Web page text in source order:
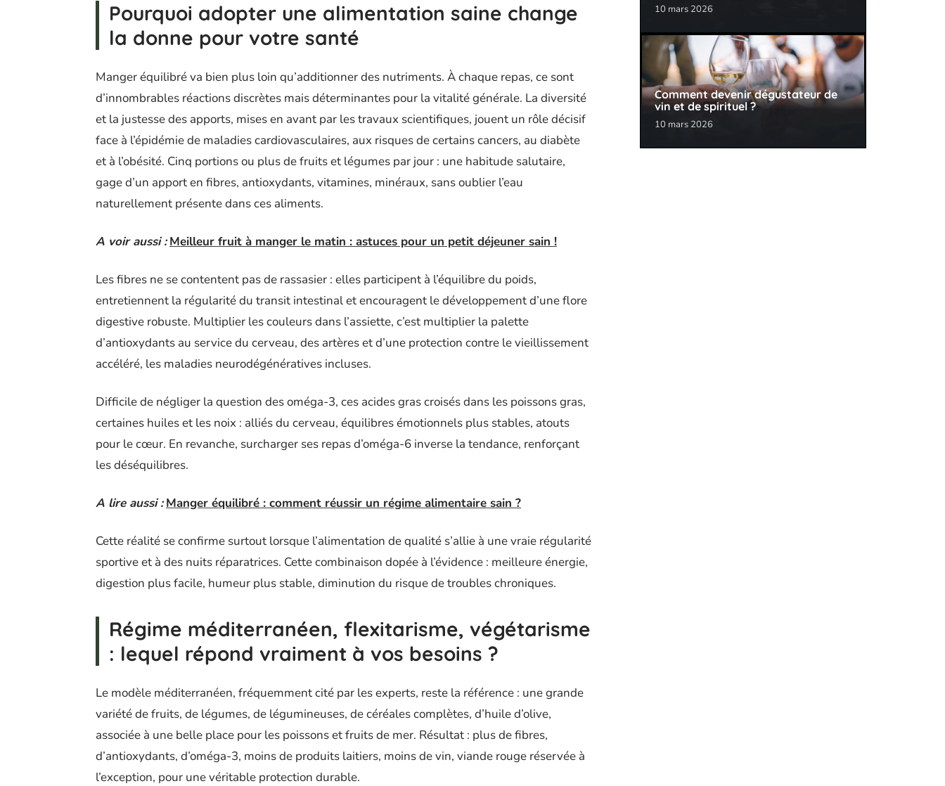
Pourquoi adopter une alimentation saine change
la donne pour votre santé
Manger équilibré va bien plus loin qu’additionner des nutriments. À chaque repas, ce sont
d’innombrables réactions discrètes mais déterminantes pour la vitalité générale. La diversité
et la justesse des apports, mises en avant par les travaux scientifiques, jouent un rôle décisif
face à l’épidémie de maladies cardiovasculaires, aux risques de certains cancers, au diabète
et à l’obésité. Cinq portions ou plus de fruits et légumes par jour : une habitude salutaire,
gage d’un apport en fibres, antioxydants, vitamines, minéraux, sans oublier l’eau
naturellement présente dans ces aliments.
A voir aussi : Meilleur fruit à manger le matin : astuces pour un petit déjeuner sain !
Les fibres ne se contentent pas de rassasier : elles participent à l’équilibre du poids,
entretiennent la régularité du transit intestinal et encouragent le développement d’une flore
digestive robuste. Multiplier les couleurs dans l’assiette, c’est multiplier la palette
d’antioxydants au service du cerveau, des artères et d’une protection contre le vieillissement
accéléré, les maladies neurodégénératives incluses.
Difficile de négliger la question des oméga-3, ces acides gras croisés dans les poissons gras,
certaines huiles et les noix : alliés du cerveau, équilibres émotionnels plus stables, atouts
pour le cœur. En revanche, surcharger ses repas d’oméga-6 inverse la tendance, renforçant
les déséquilibres.
A lire aussi : Manger équilibré : comment réussir un régime alimentaire sain ?
Cette réalité se confirme surtout lorsque l’alimentation de qualité s’allie à une vraie régularité
sportive et à des nuits réparatrices. Cette combinaison dopée à l’évidence : meilleure énergie,
digestion plus facile, humeur plus stable, diminution du risque de troubles chroniques.
Régime méditerranéen, flexitarisme, végétarisme
: lequel répond vraiment à vos besoins ?
Le modèle méditerranéen, fréquemment cité par les experts, reste la référence : une grande
variété de fruits, de légumes, de légumineuses, de céréales complètes, d’huile d’olive,
associée à une belle place pour les poissons et fruits de mer. Résultat : plus de fibres,
d’antioxydants, d’oméga-3, moins de produits laitiers, moins de vin, viande rouge réservée à
l’exception, pour une véritable protection durable.
10 mars 2026
Comment devenir dégustateur de
vin et de spirituel ?
10 mars 2026